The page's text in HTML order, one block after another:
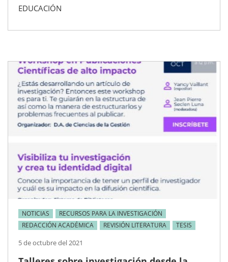
EDUCACIÓN
NOTICIAS
RECURSOS PARA LA INVESTIGACIÓN
REDACCIÓN ACADÉMICA
REVISIÓN LITERATURA TESIS
5 de octubre del 2021